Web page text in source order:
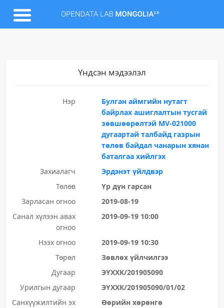
Үндсэн мэдээлэл
Нэр
Булган аймгийн нутагт
байрлах ашиглалтын тусгай
зөвшөөрөлтэй МV-021000
дугаартай талбайд газрын
төлөв байдал чанарын хянан
баталгаа хийлгэх
Захиалагч
Эрдэнэт үйлдвэр
Төлөв
Үр дүн гарсан
Зарласан огноо
2019-08-19
Санал хүлээн авах
огноо
2019-09-19 10:00
Нээх огноо
2019-09-19 10:30
Төрөл
Зөвлөх үйлчилгээ
Дугаар
ЭҮХХК/201905090
Урилгын дугаар
ЭҮХХК/201905090/01/02
Санхүүжилтийн эх
Өөрийн хөрөнгө